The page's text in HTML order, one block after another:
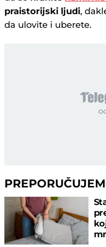
praistorijski ljudi,
da ulovite i uberete.